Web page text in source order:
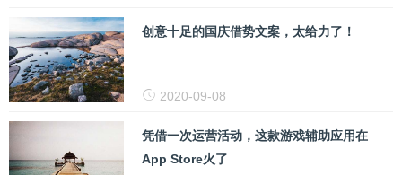
创意十足的国庆借势文案，太给力了！
2020-09-08
凭借一次运营活动，这款游戏辅助应用在
App Store火了